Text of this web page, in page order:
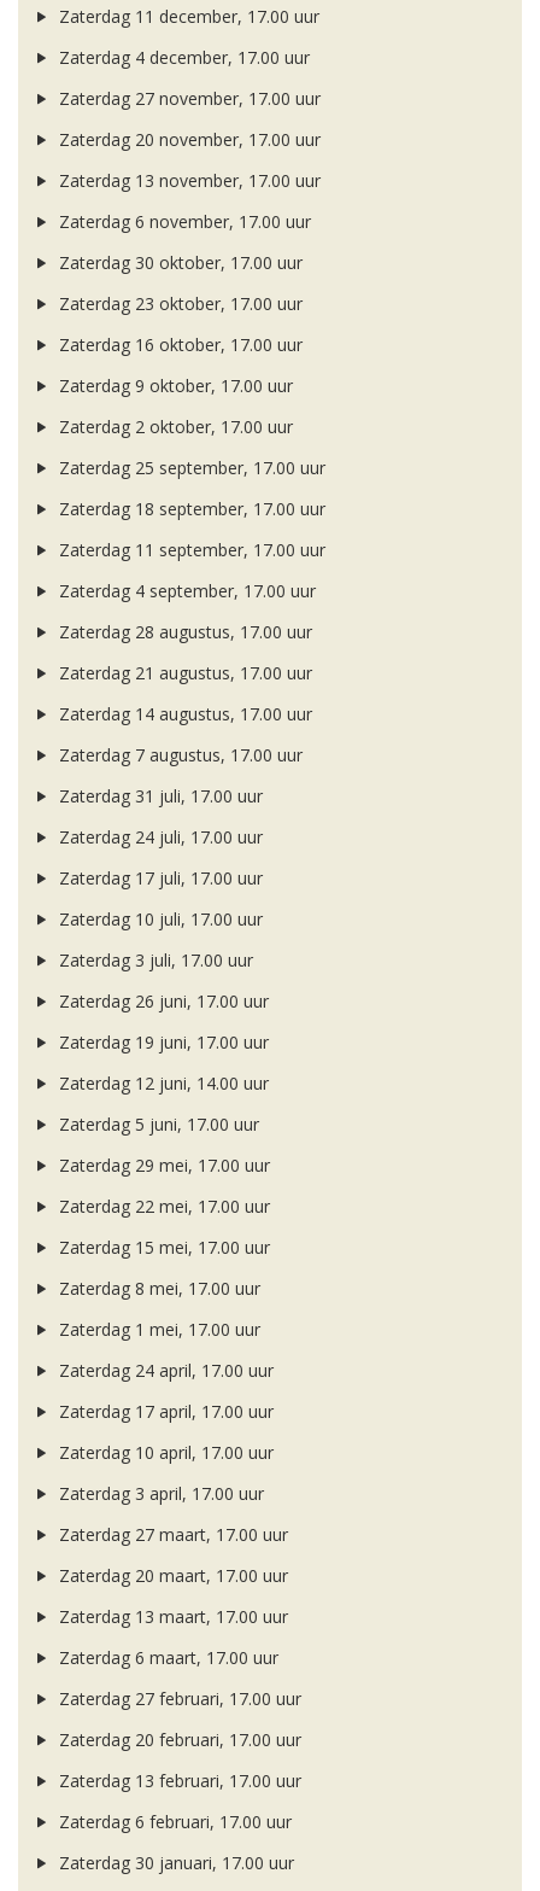
Zaterdag 11 december, 17.00 uur
Zaterdag 4 december, 17.00 uur
Zaterdag 27 november, 17.00 uur
Zaterdag 20 november, 17.00 uur
Zaterdag 13 november, 17.00 uur
Zaterdag 6 november, 17.00 uur
Zaterdag 30 oktober, 17.00 uur
Zaterdag 23 oktober, 17.00 uur
Zaterdag 16 oktober, 17.00 uur
Zaterdag 9 oktober, 17.00 uur
Zaterdag 2 oktober, 17.00 uur
Zaterdag 25 september, 17.00 uur
Zaterdag 18 september, 17.00 uur
Zaterdag 11 september, 17.00 uur
Zaterdag 4 september, 17.00 uur
Zaterdag 28 augustus, 17.00 uur
Zaterdag 21 augustus, 17.00 uur
Zaterdag 14 augustus, 17.00 uur
Zaterdag 7 augustus, 17.00 uur
Zaterdag 31 juli, 17.00 uur
Zaterdag 24 juli, 17.00 uur
Zaterdag 17 juli, 17.00 uur
Zaterdag 10 juli, 17.00 uur
Zaterdag 3 juli, 17.00 uur
Zaterdag 26 juni, 17.00 uur
Zaterdag 19 juni, 17.00 uur
Zaterdag 12 juni, 14.00 uur
Zaterdag 5 juni, 17.00 uur
Zaterdag 29 mei, 17.00 uur
Zaterdag 22 mei, 17.00 uur
Zaterdag 15 mei, 17.00 uur
Zaterdag 8 mei, 17.00 uur
Zaterdag 1 mei, 17.00 uur
Zaterdag 24 april, 17.00 uur
Zaterdag 17 april, 17.00 uur
Zaterdag 10 april, 17.00 uur
Zaterdag 3 april, 17.00 uur
Zaterdag 27 maart, 17.00 uur
Zaterdag 20 maart, 17.00 uur
Zaterdag 13 maart, 17.00 uur
Zaterdag 6 maart, 17.00 uur
Zaterdag 27 februari, 17.00 uur
Zaterdag 20 februari, 17.00 uur
Zaterdag 13 februari, 17.00 uur
Zaterdag 6 februari, 17.00 uur
Zaterdag 30 januari, 17.00 uur